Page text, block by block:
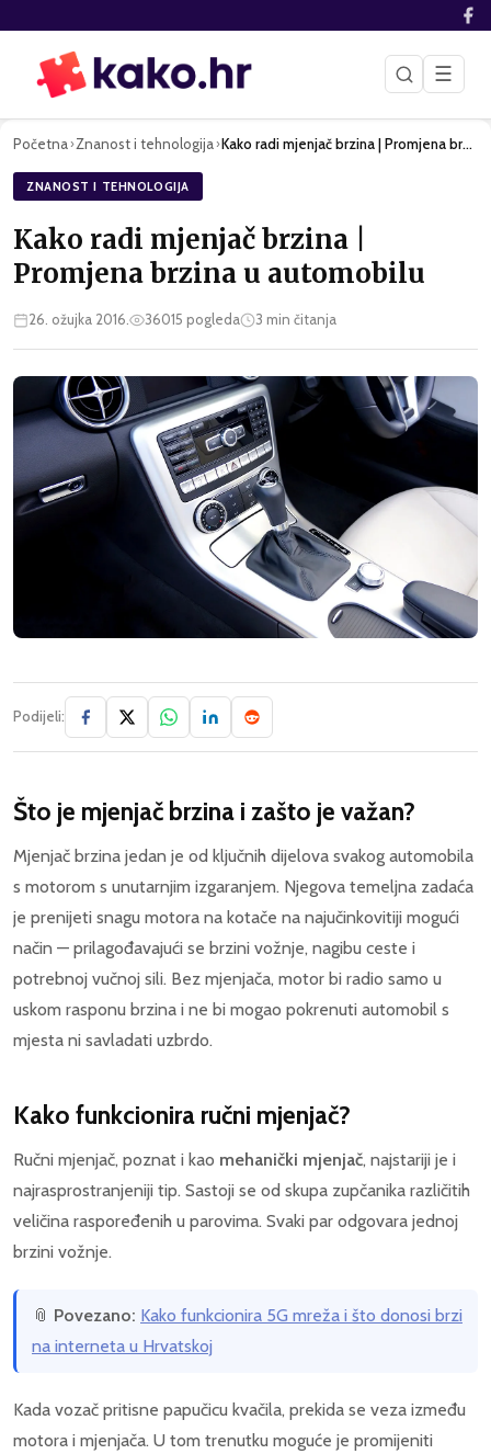
☰
Početna›Znanost i tehnologija› Kako radi mjenjač brzina | Promjena brzina u automobilu
ZNANOST I TEHNOLOGIJA
Kako radi mjenjač brzina |
Promjena brzina u automobilu
26. ožujka 2016. 36015 pogleda 3 min čitanja
Podijeli:
Što je mjenjač brzina i zašto je važan?
Mjenjač brzina jedan je od ključnih dijelova svakog automobila
s motorom s unutarnjim izgaranjem. Njegova temeljna zadaća
je prenijeti snagu motora na kotače na najučinkovitiji mogući
način — prilagođavajući se brzini vožnje, nagibu ceste i
potrebnoj vučnoj sili. Bez mjenjača, motor bi radio samo u
uskom rasponu brzina i ne bi mogao pokrenuti automobil s
mjesta ni savladati uzbrdo.
Kako funkcionira ručni mjenjač?
Ručni mjenjač, poznat i kao mehanički mjenjač, najstariji je i
najrasprostranjeniji tip. Sastoji se od skupa zupčanika različitih
veličina raspoređenih u parovima. Svaki par odgovara jednoj
brzini vožnje.
📎 Povezano: Kako funkcionira 5G mreža i što donosi brzi
na interneta u Hrvatskoj
Kada vozač pritisne papučicu kvačila, prekida se veza između
motora i mjenjača. U tom trenutku moguće je promijeniti